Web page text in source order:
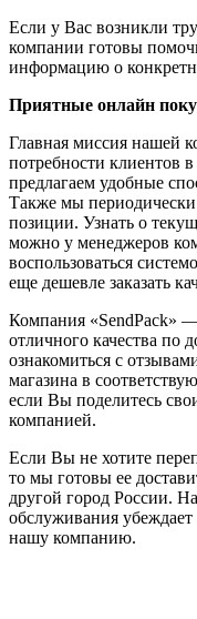
Если у Вас возникли
компании готовы
информацию о
Приятные онлайн
Главная миссия нашей
потребности клиентов
предлагаем удобные
Также мы
позиции. Узнать о
можно у менеджеров
воспользоваться
еще дешевле заказать
Компания «SendPack»
отличного качества
ознакомиться с
магазина в
если Вы поделитесь
компанией.
Если Вы не хотите
то мы готовы ее
другой город России.
обслуживания
нашу компанию.